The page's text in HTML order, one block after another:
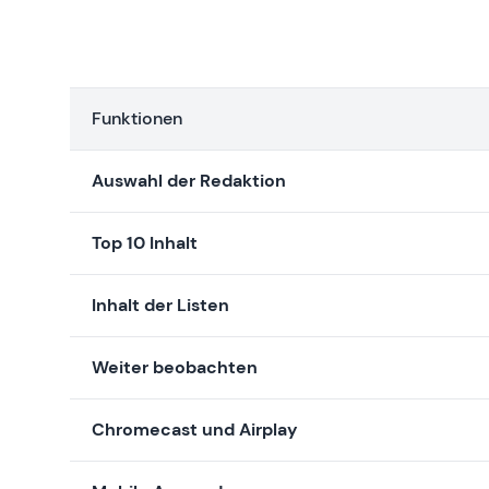
Funktionen
Auswahl der Redaktion
Top 10 Inhalt
Inhalt der Listen
Weiter beobachten
Chromecast und Airplay